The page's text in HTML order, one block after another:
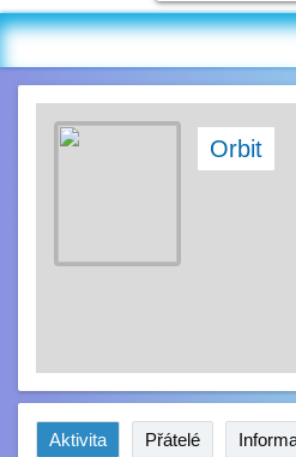
Orbit
Aktivita Přátelé